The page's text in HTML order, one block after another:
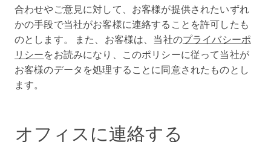
合わせやご意見に対して、お客様が提供されたいずれ
かの手段で当社がお客様に連絡することを許可したも
のとします。 また、お客様は、当社のプライバシーポ
リシーをお読みになり、このポリシーに従って当社が
お客様のデータを処理することに同意されたものとし
ます。
オフィスに連絡する